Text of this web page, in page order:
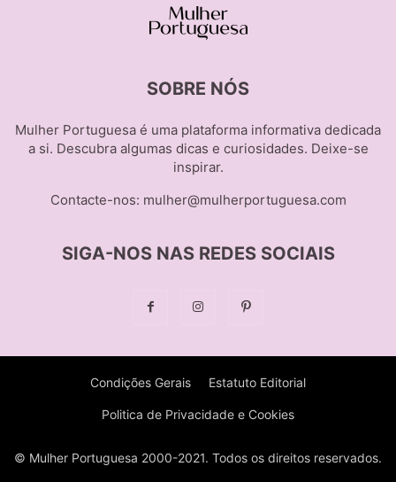
SOBRE NÓS
Mulher Portuguesa é uma plataforma informativa dedicada
a si. Descubra algumas dicas e curiosidades. Deixe-se
inspirar.
Contacte-nos: mulher@mulherportuguesa.com
SIGA-NOS NAS REDES SOCIAIS
Condições Gerais Estatuto Editorial
Politica de Privacidade e Cookies
© Mulher Portuguesa 2000-2021. Todos os direitos reservados.